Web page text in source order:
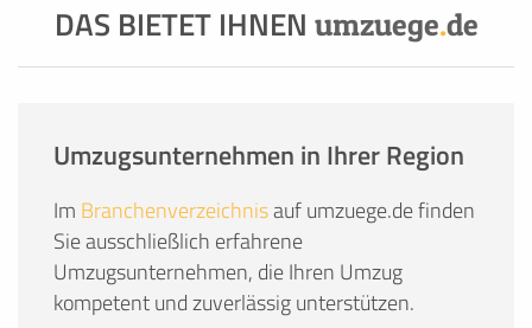
DAS BIETET IHNEN umzuege.de
Umzugsunternehmen in Ihrer Region
Im Branchenverzeichnisauf umzuege.de finden
Sie ausschließlich erfahrene
Umzugsunternehmen, die Ihren Umzug
kompetent und zuverlässig unterstützen.